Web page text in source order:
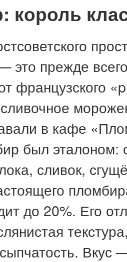
король
это прежде
французского
в кафе
был эталоном:
сливок,
до 20%. Его